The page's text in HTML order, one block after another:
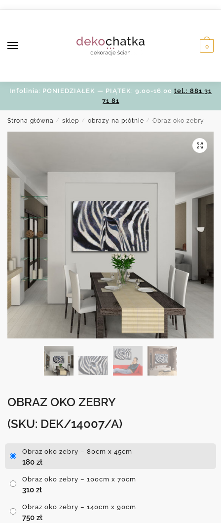
0
Infolinia: PONIEDZIAŁEK — PIĄTEK: 9.00-16.00 tel.: 881 31
71 81
Strona główna / sklep / obrazy na płótnie / Obraz oko zebry
OBRAZ OKO ZEBRY
(SKU: DEK/14007/A)
Obraz oko zebry – 80cm x 45cm
180 zł
Obraz oko zebry – 100cm x 70cm
310 zł
Obraz oko zebry – 140cm x 90cm
750 zł